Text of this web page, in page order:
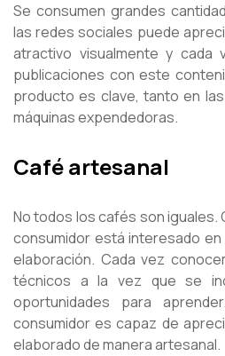
Se consumen grandes
las redes sociales puede
atractivo visualmente y cada
publicaciones con este
producto es clave, tanto en
máquinas expendedoras.
Café artesanal
No todos los cafés son iguales.
consumidor está interesado
elaboración. Cada vez
técnicos a la vez que se
oportunidades para
consumidor es capaz de
elaborado de manera artesanal.